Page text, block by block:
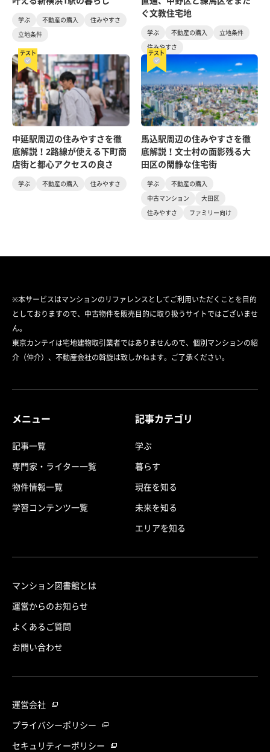
学ぶ 不動産の購入
住みやすさ
立地条件
ぐ文教住宅地
学ぶ 不動産の購入
立地条件
住みやすさ
テスト
中延駅周辺の住みやすさを徹
底解説！2路線が使える下町商
店街と都心アクセスの良さ
学ぶ 不動産の購入 住みやすさ
テスト
馬込駅周辺の住みやすさを徹
底解説！文士村の面影残る大
田区の閑静な住宅街
学ぶ
不動産の購入
中古マンション
大田区
住みやすさ
ファミリー向け
※本サービスはマンションのリファレンスとしてご利用いただくことを目的
としておりますので、中古物件を販売目的に取り扱うサイトではございませ
ん。
東京カンテイは宅地建物取引業者ではありませんので、個別マンションの紹
介（仲介）、不動産会社の斡旋は致しかねます。ご了承ください。
メニュー
記事一覧
専門家・ライター一覧
物件情報一覧
学習コンテンツ一覧
記事カテゴリ
学ぶ
暮らす
現在を知る
未来を知る
エリアを知る
マンション図書館とは
運営からのお知らせ
よくあるご質問
お問い合わせ
運営会社
プライバシーポリシー
セキュリティーポリシー